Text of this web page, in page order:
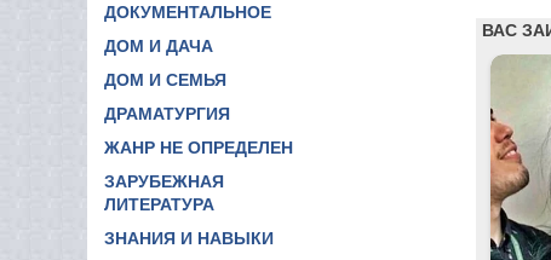
ДОКУМЕНТАЛЬНОЕ
ДОМ И ДАЧА
ДОМ И СЕМЬЯ
ДРАМАТУРГИЯ
ЖАНР НЕ ОПРЕДЕЛЕН
ЗАРУБЕЖНАЯ
ЛИТЕРАТУРА
ЗНАНИЯ И НАВЫКИ